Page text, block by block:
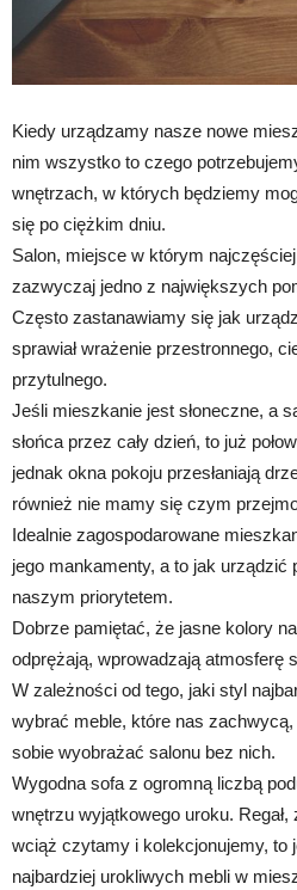
Kiedy urządzamy nasze nowe
nim wszystko to czego
wnętrzach, w których będziemy
się po ciężkim dniu.
Salon, miejsce w którym
zazwyczaj jedno z największych
Często zastanawiamy się jak
sprawiał wrażenie przestronnego,
przytulnego.
Jeśli mieszkanie jest słoneczne, a
słońca przez cały dzień, to już
jednak okna pokoju przesłaniają
również nie mamy się czym
Idealnie zagospodarowane
jego mankamenty, a to jak urządzić
naszym priorytetem.
Dobrze pamiętać, że jasne kolory
odprężają, wprowadzają atmosferę
W zależności od tego, jaki styl
wybrać meble, które nas
sobie wyobrażać salonu bez nich.
Wygodna sofa z ogromną liczbą
wnętrzu wyjątkowego uroku.
wciąż czytamy i kolekcjonujemy, to
najbardziej urokliwych mebli w